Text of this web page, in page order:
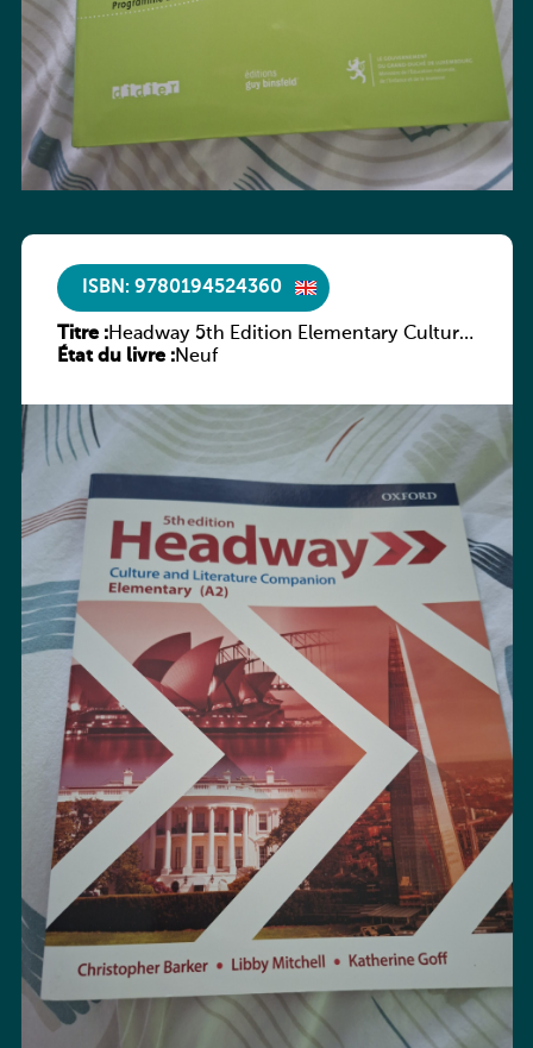
ISBN: 9780194524360
Titre :Headway 5th Edition Elementary Culture
and Literature Companion
État du livre :Neuf